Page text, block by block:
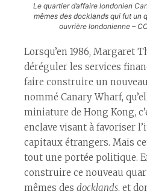
Le quartier d’affaire londonien
mêmes des docklands qui fut un
ouvrière londonienne –
Lorsqu’en 1986, Margaret
déréguler les services
faire construire un
nommé Canary Wharf,
miniature de Hong Kong,
enclave visant à favoriser
capitaux étrangers. Mais
tout une portée politique.
construire ce nouveau
mêmes desdocklands, et